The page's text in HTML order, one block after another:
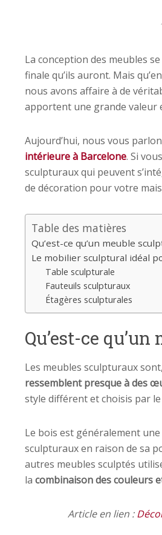
La conception des meubles
finale qu’ils auront. Mais
nous avons affaire à de
apportent une grande valeur
Aujourd’hui, nous vous
intérieure à Barcelone. Si
sculpturaux qui peuvent
de décoration pour votre
Table des matières
Qu’est-ce qu’un meuble
Le mobilier sculptural idéal
Table sculpturale
Fauteuils sculpturaux
Étagères sculpturales
Qu’est-ce
Les meubles sculpturaux
ressemblent presque à des
style différent et choisis par
Le bois est généralement
sculpturaux en raison de sa
autres meubles sculptés
la combinaisondes couleurs
Article en lien :